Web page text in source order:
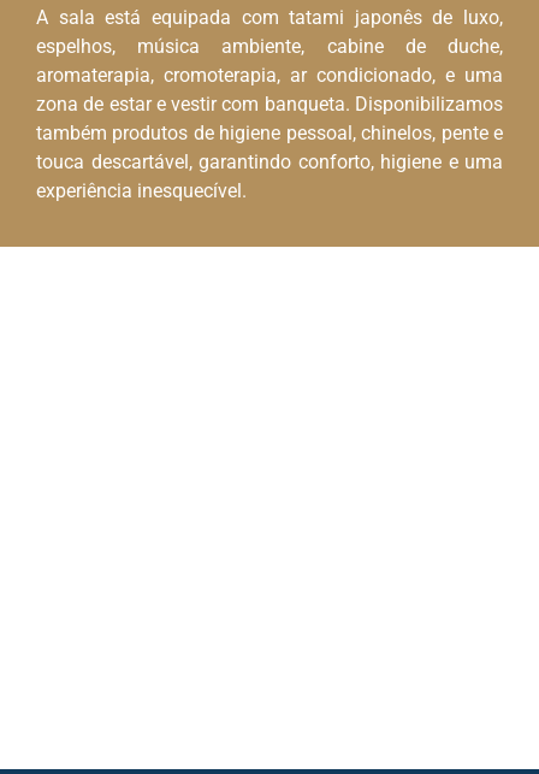
A sala está equipada com tatami japonês de luxo,
espelhos, música ambiente, cabine de duche,
aromaterapia, cromoterapia, ar condicionado, e uma
zona de estar e vestir com banqueta. Disponibilizamos
também produtos de higiene pessoal, chinelos, pente e
touca descartável, garantindo conforto, higiene e uma
experiência inesquecível.